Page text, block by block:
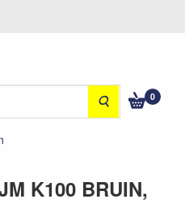
Zoeken 0
K100 BRUIN,